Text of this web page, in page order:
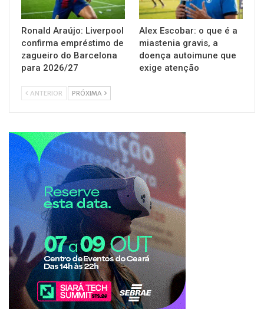
Ronald Araújo: Liverpool
confirma empréstimo de
zagueiro do Barcelona
para 2026/27
Alex Escobar: o que é a
miastenia gravis, a
doença autoimune que
exige atenção
ANTERIOR PRÓXIMA